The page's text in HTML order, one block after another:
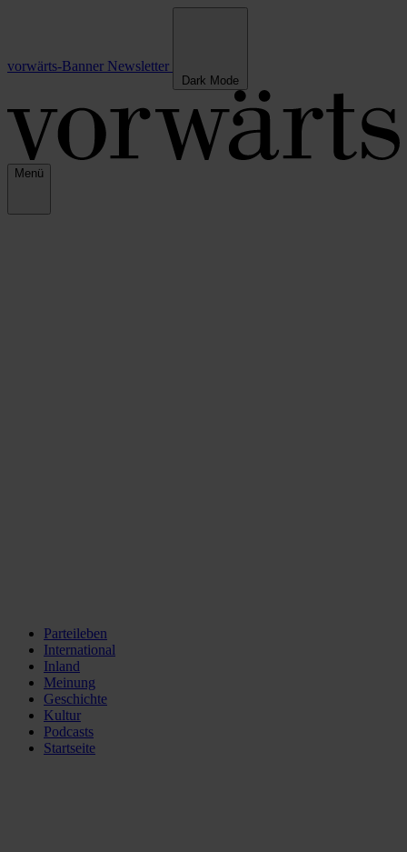
vorwärts-Banner Newsletter
Dark Mode
Menü
Parteileben
International
Inland
Meinung
Geschichte
Kultur
Podcasts
Startseite